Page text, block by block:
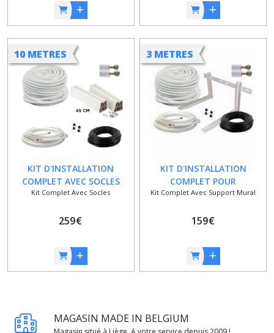
10 METRES
KIT D'INSTALLATION
COMPLET AVEC SOCLES
POUR CLIMATISEUR 1/4 ET
Kit Complet Avec Socles
259€
3 METRES
KIT D'INSTALLATION
COMPLET POUR
CLIMATISEUR 1/4 ET 5/8 - 3
Kit Complet Avec Support Mural
159€
MAGASIN MADE IN BELGIUM